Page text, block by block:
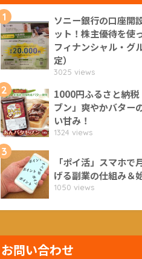
1
ソニー銀行の口座開
ット！株主優待を使
フィナンシャル・グ
定）
3025 views
2
1000円ふるさと納税
ブン」爽やかバター
い甘み！
1324 views
3
「ポイ活」スマホ
げる副業の仕組み＆
1050 views
お問い合わせ